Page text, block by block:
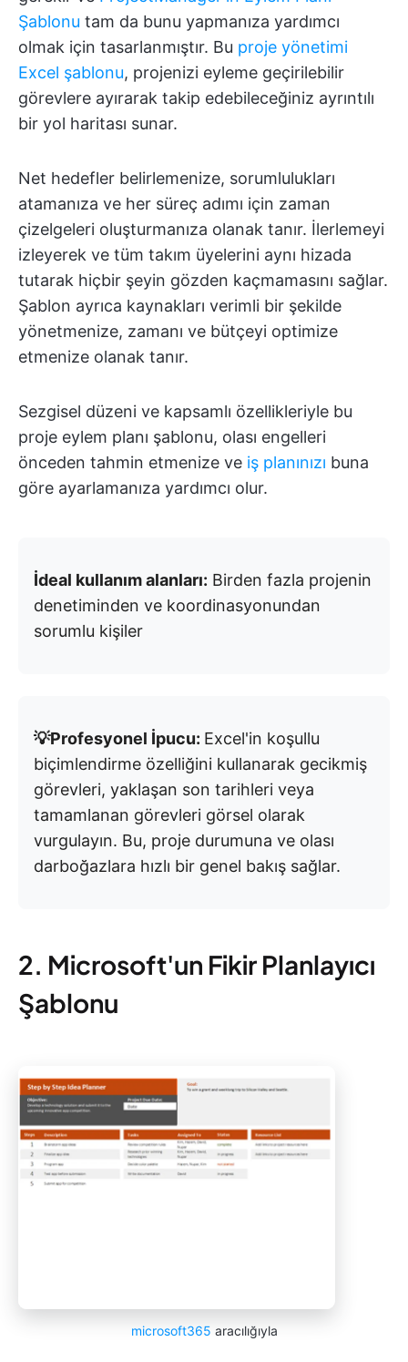
Şablonu tam da bunu yapmanıza yardımcı
olmak için tasarlanmıştır. Bu proje yönetimi
Excel şablonu, projenizi eyleme geçirilebilir
görevlere ayırarak takip edebileceğiniz ayrıntılı
bir yol haritası sunar.
Net hedefler belirlemenize, sorumlulukları
atamanıza ve her süreç adımı için zaman
çizelgeleri oluşturmanıza olanak tanır. İlerlemeyi
izleyerek ve tüm takım üyelerini aynı hizada
tutarak hiçbir şeyin gözden kaçmamasını sağlar.
Şablon ayrıca kaynakları verimli bir şekilde
yönetmenize, zamanı ve bütçeyi optimize
etmenize olanak tanır.
Sezgisel düzeni ve kapsamlı özellikleriyle bu
proje eylem planı şablonu, olası engelleri
önceden tahmin etmenize ve iş planınızı buna
göre ayarlamanıza yardımcı olur.
İdeal kullanım alanları: Birden fazla projenin
denetiminden ve koordinasyonundan
sorumlu kişiler
💡Profesyonel İpucu: Excel'in koşullu
biçimlendirme özelliğini kullanarak gecikmiş
görevleri, yaklaşan son tarihleri veya
tamamlanan görevleri görsel olarak
vurgulayın. Bu, proje durumuna ve olası
darboğazlara hızlı bir genel bakış sağlar.
2. Microsoft'un Fikir Planlayıcı
Şablonu
microsoft365 aracılığıyla